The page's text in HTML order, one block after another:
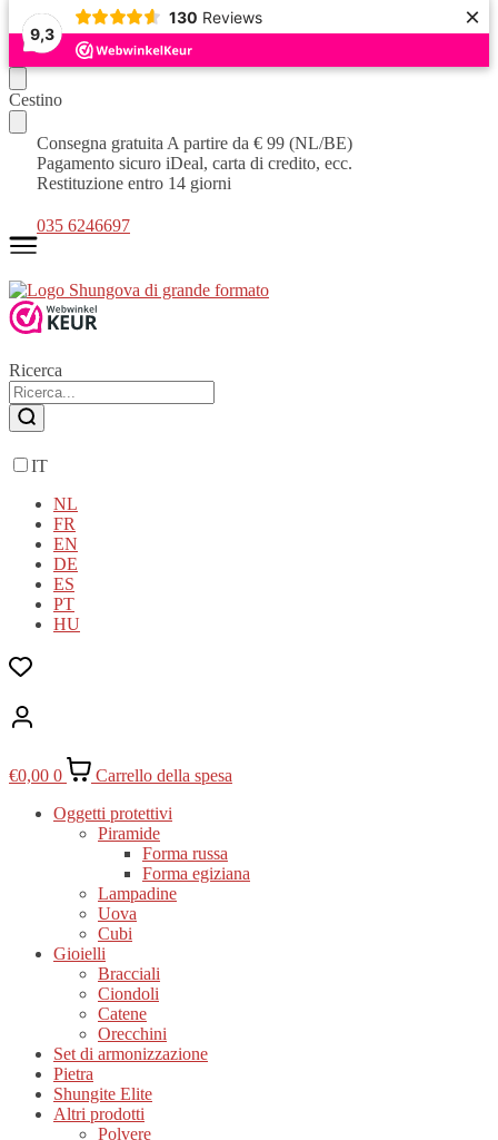
9,3
130 Reviews ×
Continua
la
navigazione
Vai
al
contenuto
Cestino
Consegna gratuita A partire da € 99 (NL/BE)
Pagamento sicuro iDeal, carta di credito, ecc.
Restituzione entro 14 giorni
035 6246697
Ricerca
IT
NL
FR
EN
DE
ES
PT
HU
€0,00 0
Carrello della spesa
Oggetti protettivi
Piramide
Forma russa
Forma egiziana
Lampadine
Uova
Cubi
Gioielli
Bracciali
Ciondoli
Catene
Orecchini
Set di armonizzazione
Pietra
Shungite Elite
Altri prodotti
Polvere